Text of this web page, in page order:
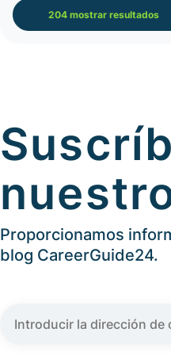
204 mostrar resultados
Proporcionamos
blog CareerGuide24.